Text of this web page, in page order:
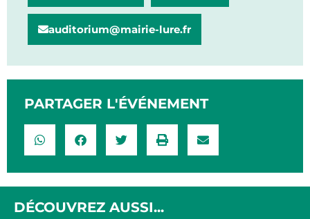
auditorium@mairie-lure.fr
PARTAGER L'ÉVÉNEMENT​
DÉCOUVREZ AUSSI...